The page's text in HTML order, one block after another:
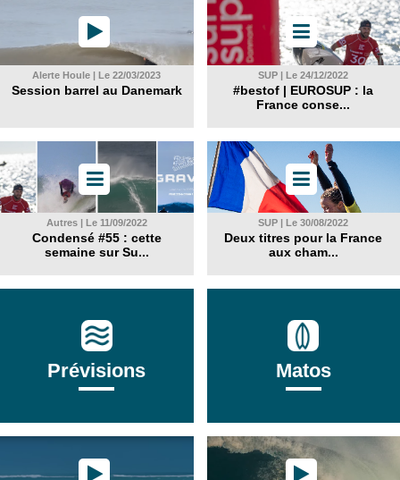
Alerte Houle | Le 22/03/2023
Session barrel au Danemark
SUP | Le 24/12/2022
#bestof | EUROSUP : la
France conse...
Autres | Le 11/09/2022
Condensé #55 : cette
semaine sur Su...
SUP | Le 30/08/2022
Deux titres pour la France
aux cham...
Prévisions Matos